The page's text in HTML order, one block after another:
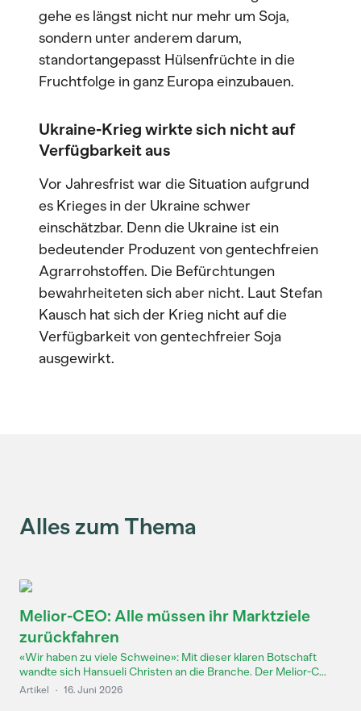
gehe es längst nicht nur mehr um Soja,
sondern unter anderem darum,
standortangepasst Hülsenfrüchte in die
Fruchtfolge in ganz Europa einzubauen.
Ukraine-Krieg wirkte sich nicht auf
Verfügbarkeit aus
Vor Jahresfrist war die Situation aufgrund
es Krieges in der Ukraine schwer
einschätzbar. Denn die Ukraine ist ein
bedeutender Produzent von gentechfreien
Agrarrohstoffen. Die Befürchtungen
bewahrheiteten sich aber nicht. Laut Stefan
Kausch hat sich der Krieg nicht auf die
Verfügbarkeit von gentechfreier Soja
ausgewirkt.
Alles zum Thema
Melior-CEO: Alle müssen ihr Marktziele
zurückfahren
«Wir haben zu viele Schweine»: Mit dieser klaren Botschaft
wandte sich Hansueli Christen an die Branche. Der Melior-C...
Artikel · 16. Juni 2026